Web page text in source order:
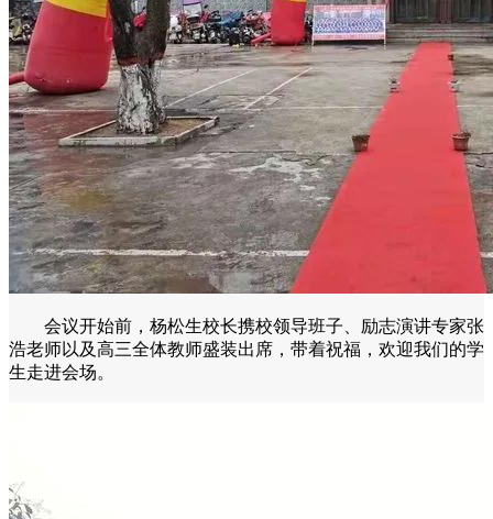
会议开始前，杨松生校长携校领导班子、励志演讲专家张
浩老师以及高三全体教师盛装出席，带着祝福，欢迎我们的学
生走进会场。